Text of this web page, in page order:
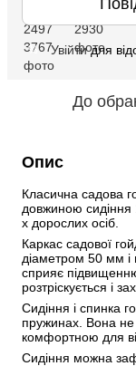
% Увійтидля
До
Опис
Класична садова
довжиною сидіння
х дорослих осіб.
Каркас садової
діаметром 50 мм
сприяє
розтріскується і
Сидіння і спинка
пружинах. Вона не
комфортною для
Сидіння можна